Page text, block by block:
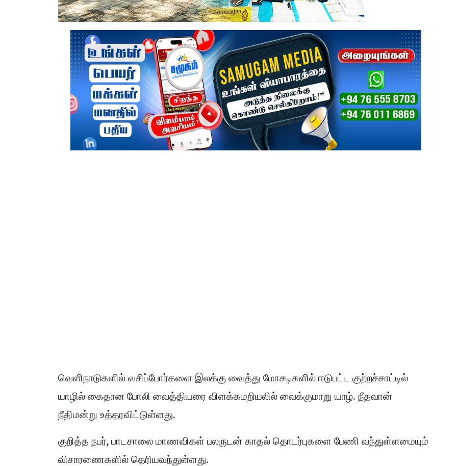
வெளிநாடுகளில் வசிப்போர்களை இலக்கு வைத்து மோசடிகளில் ஈடுபட்ட குற்றச்சாட்டில்
யாழில் கைதான போலி வைத்தியரை விளக்கமறியலில் வைக்குமாறு யாழ். நீதவான்
நீதிமன்று உத்தரவிட்டுள்ளது.
குறித்த நபர், பாடசாலை மாணவிகள் பலருடன் காதல் தொடர்புகளை பேணி வந்துள்ளமையும்
விசாரணைகளில் தெரியவந்துள்ளது.